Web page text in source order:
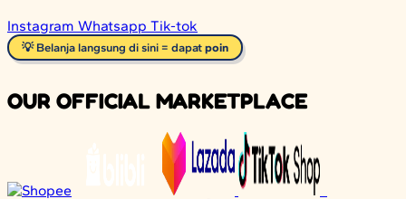
Instagram Whatsapp Tik-tok
💡 Belanja langsung di sini = dapat poin
OUR OFFICIAL MARKETPLACE